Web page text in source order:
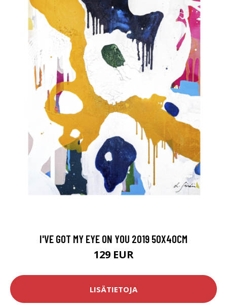
I'VE GOT MY EYE ON YOU 2019 50X40CM
129 EUR
LISÄTIETOJA